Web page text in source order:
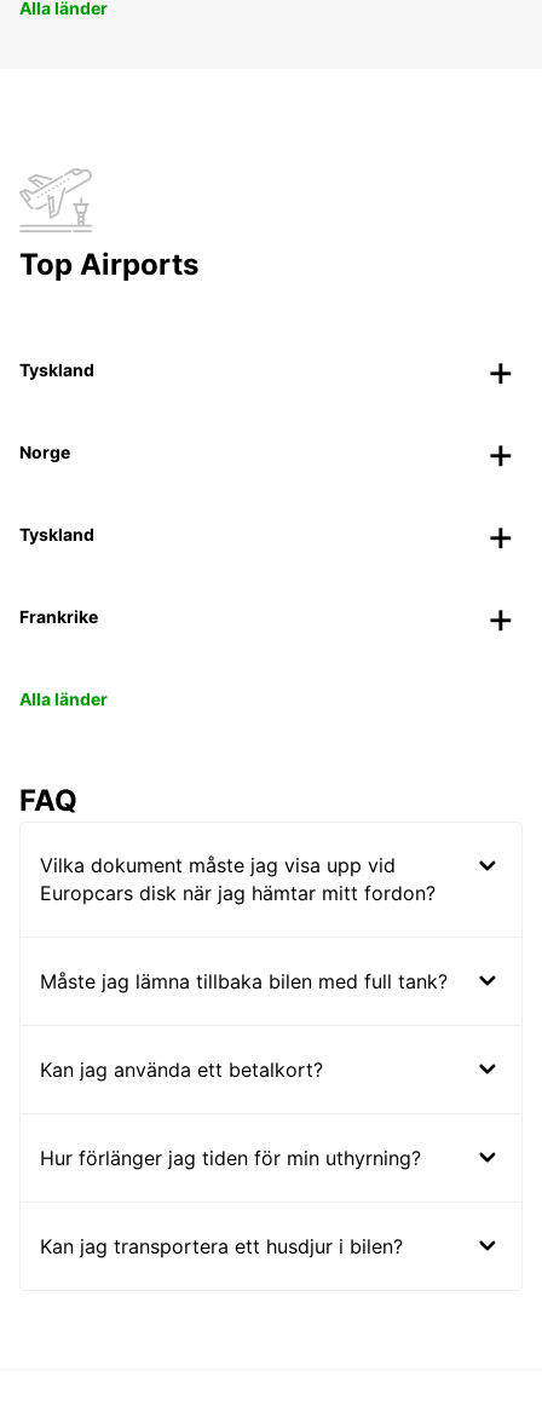
Alla länder
Top Airports
Tyskland
Norge
Tyskland
Frankrike
Alla länder
FAQ
Vilka dokument måste jag visa upp vid
Europcars disk när jag hämtar mitt fordon?
Måste jag lämna tillbaka bilen med full tank?
Kan jag använda ett betalkort?
Hur förlänger jag tiden för min uthyrning?
Kan jag transportera ett husdjur i bilen?